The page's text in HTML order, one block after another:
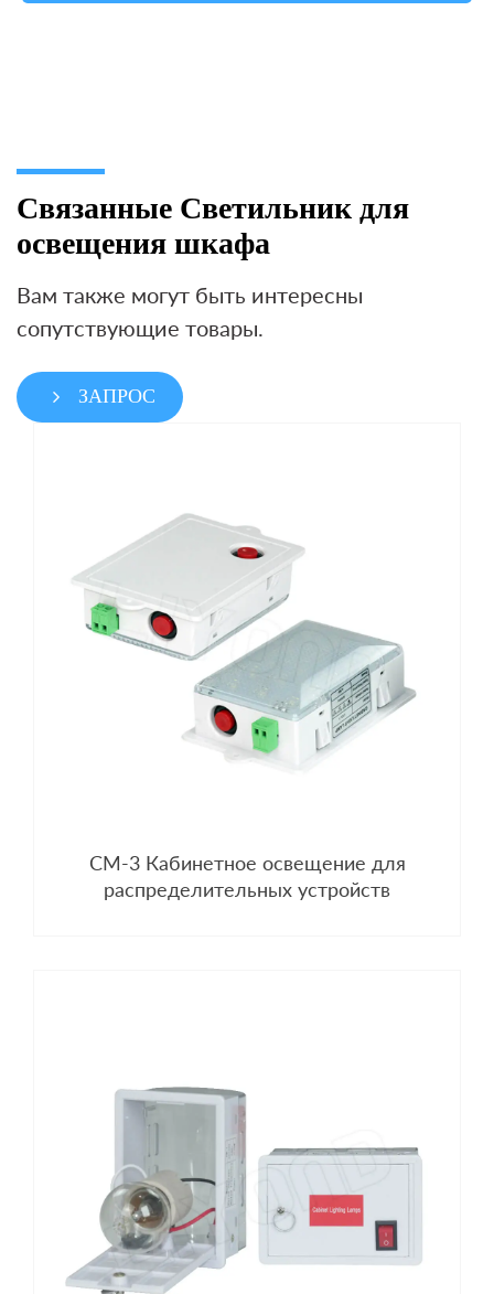
Связанные Светильник для
освещения шкафа
Вам также могут быть интересны
сопутствующие товары.
ЗАПРОС
CM-3 Кабинетное освещение для
распределительных устройств